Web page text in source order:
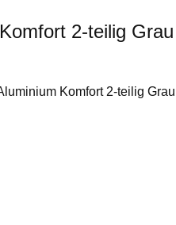
2-teilig